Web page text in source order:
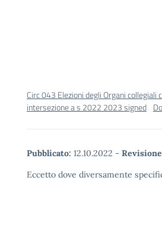
Circ 043 Elezioni degli Organi
intersezione a s 2022 2023 signed
Pubblicato: 12.10.2022 -
Eccetto dove diversamente